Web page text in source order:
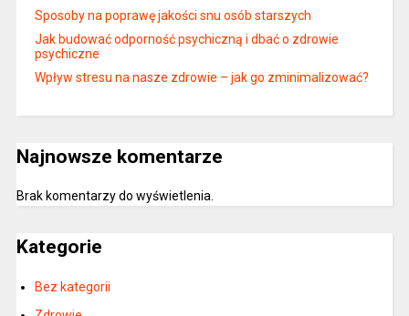
Sposoby na poprawę jakości snu osób starszych
Jak budować odporność psychiczną i dbać o zdrowie
psychiczne
Wpływ stresu na nasze zdrowie – jak go zminimalizować?
Najnowsze komentarze
Brak komentarzy do wyświetlenia.
Kategorie
Bez kategorii